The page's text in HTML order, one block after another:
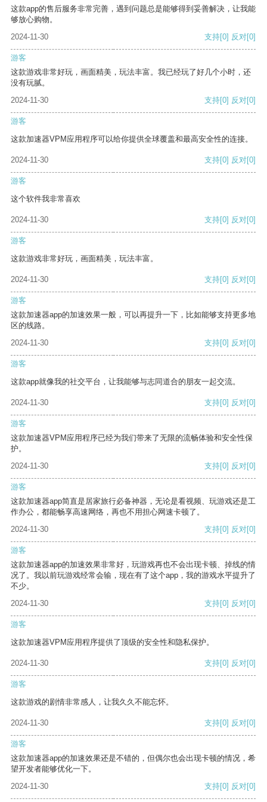
这款app的售后服务非常完善，遇到问题总是能够得到妥善解决，让我能
够放心购物。
2024-11-30
支持[0] 反对[0]
游客
这款游戏非常好玩，画面精美，玩法丰富。我已经玩了好几个小时，还
没有玩腻。
2024-11-30
支持[0] 反对[0]
游客
这款加速器VPM应用程序可以给你提供全球覆盖和最高安全性的连接。
2024-11-30 支持[0] 反对[0]
游客
这个软件我非常喜欢
2024-11-30 支持[0] 反对[0]
游客
这款游戏非常好玩，画面精美，玩法丰富。
2024-11-30 支持[0] 反对[0]
游客
这款加速器app的加速效果一般，可以再提升一下，比如能够支持更多地
区的线路。
2024-11-30
支持[0] 反对[0]
游客
这款app就像我的社交平台，让我能够与志同道合的朋友一起交流。
2024-11-30 支持[0] 反对[0]
游客
这款加速器VPM应用程序已经为我们带来了无限的流畅体验和安全性保
护。
2024-11-30
支持[0] 反对[0]
游客
这款加速器app简直是居家旅行必备神器，无论是看视频、玩游戏还是工
作办公，都能畅享高速网络，再也不用担心网速卡顿了。
2024-11-30
支持[0] 反对[0]
游客
这款加速器app的加速效果非常好，玩游戏再也不会出现卡顿、掉线的情
况了。我以前玩游戏经常会输，现在有了这个app，我的游戏水平提升了
不少。
2024-11-30
支持[0] 反对[0]
游客
这款加速器VPM应用程序提供了顶级的安全性和隐私保护。
2024-11-30 支持[0] 反对[0]
游客
这款游戏的剧情非常感人，让我久久不能忘怀。
2024-11-30 支持[0] 反对[0]
游客
这款加速器app的加速效果还是不错的，但偶尔也会出现卡顿的情况，希
望开发者能够优化一下。
2024-11-30
支持[0] 反对[0]